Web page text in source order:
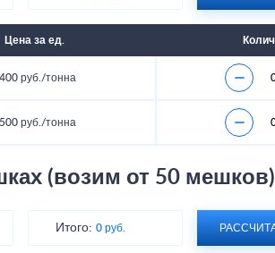
Цена за ед.
руб./тонна
руб./тонна
(возим от 50 мешков)
Итого:0 руб.